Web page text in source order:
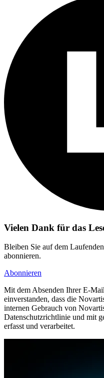
Vielen Dank für das
Bleiben Sie auf dem
abonnieren.
Abonnieren
Mit dem Absenden Ihrer E-
einverstanden, dass die
internen Gebrauch von
Datenschutzrichtlinie und mit
erfasst und verarbeitet.